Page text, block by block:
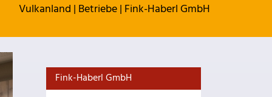
Vulkanland | Betriebe| Fink-Haberl GmbH
Fink-Haberl GmbH